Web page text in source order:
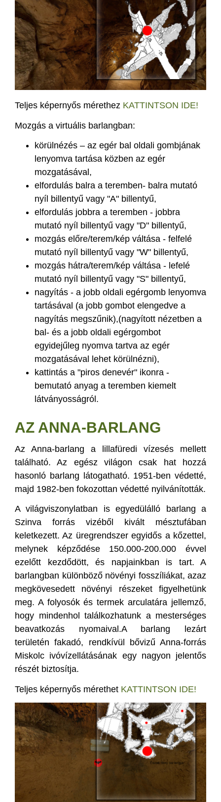
Teljes képernyős mérethez KATTINTSON IDE!
Mozgás a virtuális barlangban:
körülnézés – az egér bal oldali gombjának
lenyomva tartása közben az egér
mozgatásával,
elfordulás balra a teremben- balra mutató
nyíl billentyű vagy "A" billentyű,
elfordulás jobbra a teremben - jobbra
mutató nyíl billentyű vagy "D" billentyű,
mozgás előre/terem/kép váltása - felfelé
mutató nyíl billentyű vagy "W" billentyű,
mozgás hátra/terem/kép váltása - lefelé
mutató nyíl billentyű vagy "S" billentyű,
nagyítás - a jobb oldali egérgomb lenyomva
tartásával (a jobb gombot elengedve a
nagyítás megszűnik),(nagyított nézetben a
bal- és a jobb oldali egérgombot
egyidejűleg nyomva tartva az egér
mozgatásával lehet körülnézni),
kattintás a "piros denevér" ikonra -
bemutató anyag a teremben kiemelt
látványosságról.
AZ ANNA-BARLANG
Az Anna-barlang a lillafüredi vízesés mellett
található. Az egész világon csak hat hozzá
hasonló barlang látogatható. 1951-ben védetté,
majd 1982-ben fokozottan védetté nyilvánították.
A világviszonylatban is egyedülálló barlang a
Szinva forrás vizéből kivált mésztufában
keletkezett. Az üregrendszer egyidős a kőzettel,
melynek képződése 150.000-200.000 évvel
ezelőtt kezdődött, és napjainkban is tart. A
barlangban különböző növényi fosszíliákat, azaz
megkövesedett növényi részeket figyelhetünk
meg. A folyosók és termek arculatára jellemző,
hogy mindenhol találkozhatunk a mesterséges
beavatkozás nyomaival.A barlang lezárt
területén fakadó, rendkívül bővizű Anna-forrás
Miskolc ivóvízellátásának egy nagyon jelentős
részét biztosítja.
Teljes képernyős mérethet KATTINTSON IDE!